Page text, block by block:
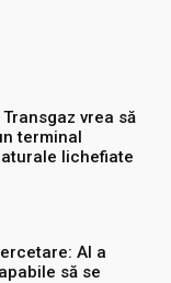
vrea să
terminal
lichefiate
AI a
să se